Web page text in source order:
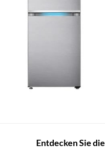
Entdecken Sie die